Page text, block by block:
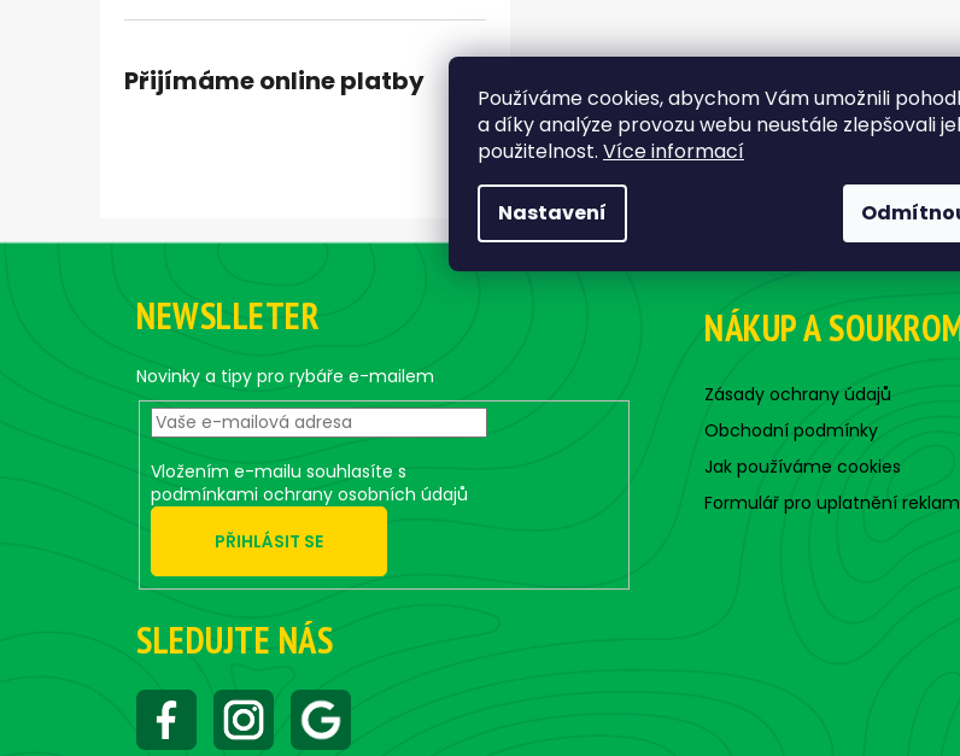
Používáme cookies, abychom Vám umožnili
a díky analýze provozu webu neustále zlepšovali
použitelnost. Více informací
Nastavení
Přijímáme online platby
Z
NEWSLLETER
Novinky a tipy pro rybáře e-mailem
Vložením e-mailu souhlasíte s
podmínkami ochrany osobních údajů
PŘIHLÁSIT SE
SLEDUJTE NÁS
NÁKUP A
Zásady ochrany údajů
Obchodní podmínky
Jak používáme cookies
Formulář pro uplatnění